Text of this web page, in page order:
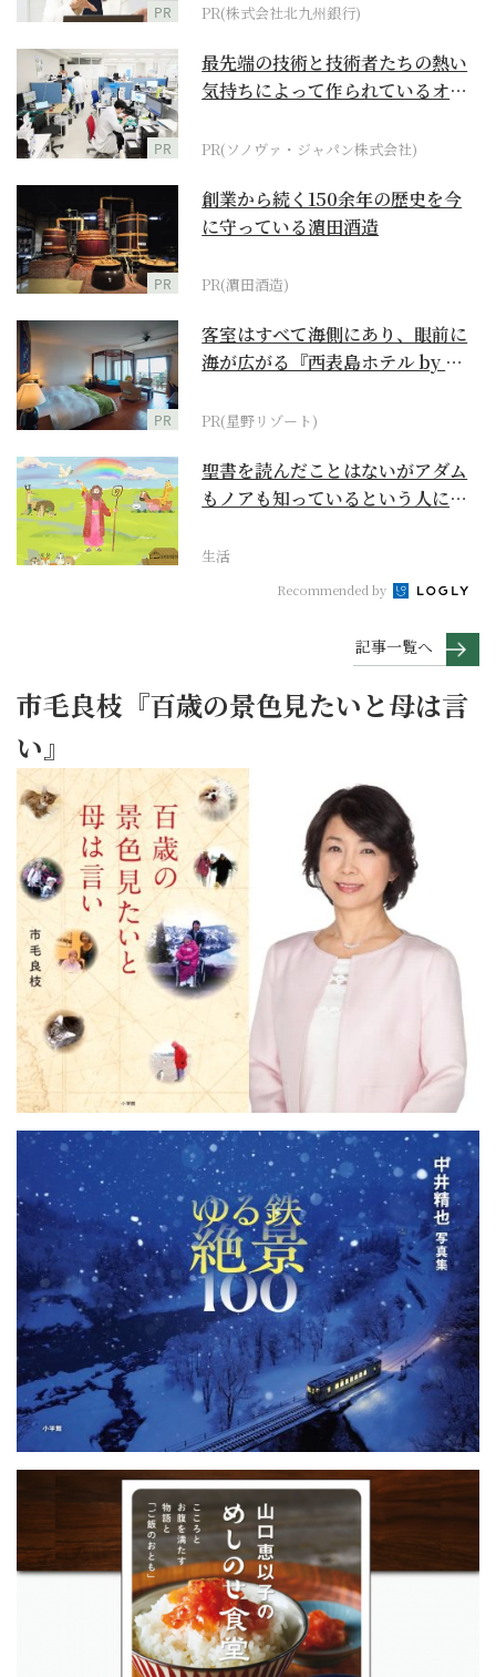
PR PR(株式会社北九州銀行)
PR
最先端の技術と技術者たちの熱い
気持ちによって作られているオー
PR(ソノヴァ・ジャパン株式会社)
PR
創業から続く150余年の歴史を今
に守っている濵田酒造
PR(濵田酒造)
PR
客室はすべて海側にあり、眼前に
海が広がる『西表島ホテル by 星
PR(星野リゾート)
聖書を読んだことはないがアダム
もノアも知っているという人に
生活
Recommended by
記事一覧へ
市毛良枝『百歳の景色見たいと母は言
い』